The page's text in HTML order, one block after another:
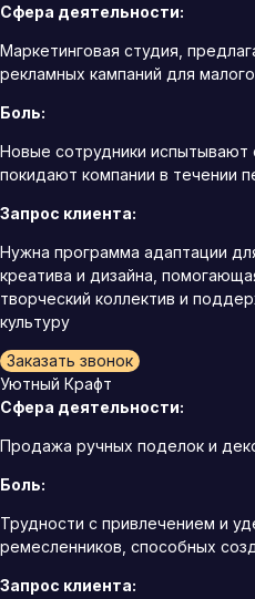
Сфера деятельности:
Маркетинговая студия,
рекламных кампаний для
Боль:
Новые сотрудники испытывают
покидают компании в течении
Запрос клиента:
Нужна программа адаптации
креатива и дизайна,
творческий коллектив и
культуру
Заказать звонок
Уютный Крафт
Сфера деятельности:
Продажа ручных поделок и
Боль:
Трудности с привлечением и
ремесленников, способных
Запрос клиента: